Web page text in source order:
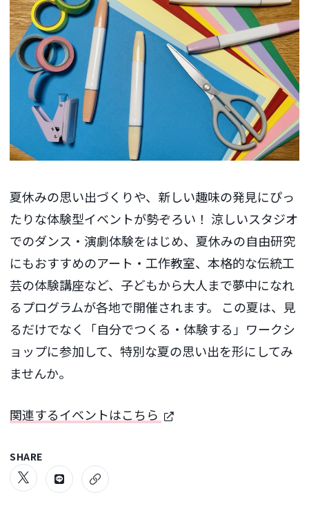
夏休みの思い出づくりや、新しい趣味の発見にぴっ
たりな体験型イベントが勢ぞろい！ 涼しいスタジオ
でのダンス・演劇体験をはじめ、夏休みの自由研究
にもおすすめのアート・工作教室、本格的な伝統工
芸の体験講座など、子どもから大人まで夢中になれ
るプログラムが各地で開催されます。 この夏は、見
るだけでなく「自分でつくる・体験する」ワークシ
ョップに参加して、特別な夏の思い出を形にしてみ
ませんか。
関連するイベントはこちら
SHARE